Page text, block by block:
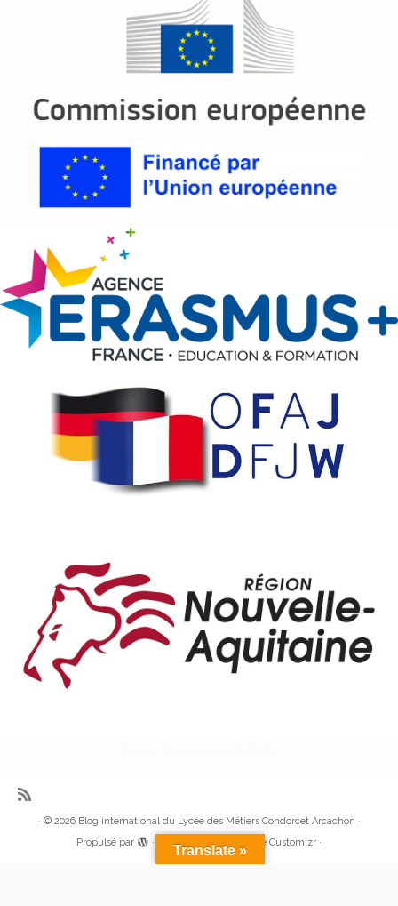
· © 2026 Blog international du Lycée des Métiers Condorcet Arcachon ·
Propulsé par
· Réalisé avec the Thème Customizr ·
Translate »